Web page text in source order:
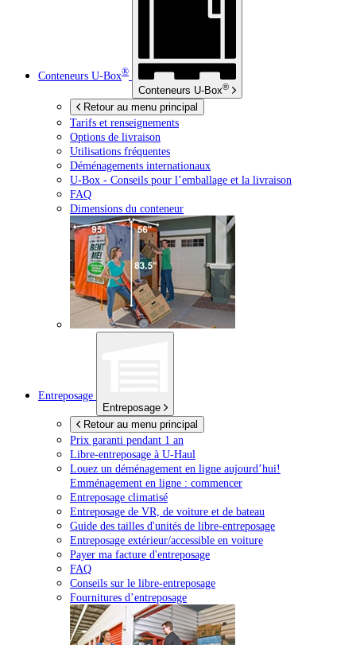
Conteneurs U-Box®
Conteneurs U-Box®
Retour au menu principal
Tarifs et renseignements
Options de livraison
Utilisations fréquentes
Déménagements internationaux
U-Box - Conseils pour l’emballage et la livraison
FAQ
Dimensions du conteneur
Entreposage
Entreposage
Retour au menu principal
Prix garanti pendant 1 an
Libre-entreposage à U-Haul
Louez un déménagement en ligne aujourd’hui!
Emménagement en ligne : commencer
Entreposage climatisé
Entreposage de VR, de voiture et de bateau
Guide des tailles d'unités de libre-entreposage
Entreposage extérieur/accessible en voiture
Payer ma facture d'entreposage
FAQ
Conseils sur le libre-entreposage
Fournitures d’entreposage